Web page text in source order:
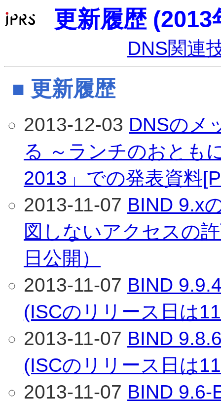
更新履歴 (2013
DNS関連
■ 更新履歴
2013-12-03 DNSのメ
る ～ランチのおとも
2013」での発表資料
2013-11-07 BIND 9.x
図しないアクセスの
日公開）
2013-11-07 BIND
(ISCのリリース日は
2013-11-07 BIND
(ISCのリリース日は
2013-11-07 BIND 9.6-